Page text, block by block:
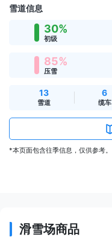
雪道信息
30%
初级
85%
压雪
13
雪道
6
缆车
*本页面包含往季信息，仅供参考。
滑雪场商品